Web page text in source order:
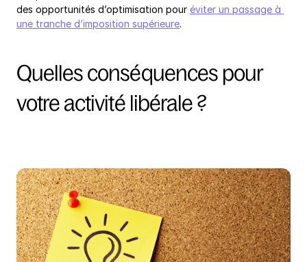
des opportunités d’optimisation pour éviter un passage à
une tranche d’imposition supérieure.
Quelles conséquences pour
votre activité libérale ?